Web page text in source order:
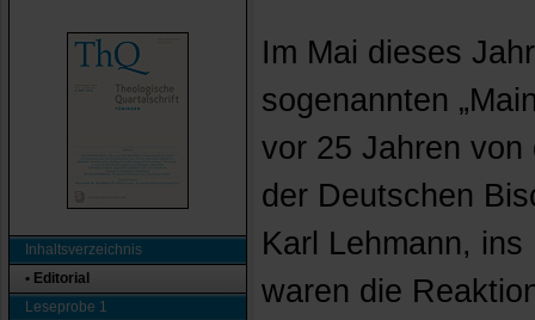
Inhaltsverzeichnis
• Editorial
Leseprobe 1
Im Mai dieses
sogenannten
vor 25 Jahren von
der Deutschen
Karl Lehmann,
waren die